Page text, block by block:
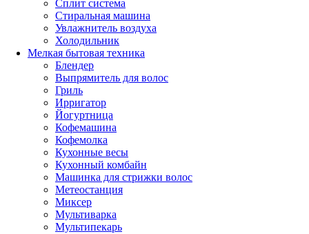
Сплит система
Стиральная машина
Увлажнитель воздуха
Холодильник
Мелкая бытовая техника
Блендер
Выпрямитель для волос
Гриль
Ирригатор
Йогуртница
Кофемашина
Кофемолка
Кухонные весы
Кухонный комбайн
Машинка для стрижки волос
Метеостанция
Миксер
Мультиварка
Мультипекарь